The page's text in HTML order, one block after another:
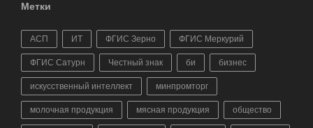
Метки
АСП ИТ ФГИС Зерно ФГИС Меркурий
ФГИС Сатурн Честный знак би бизнес
искусственный интеллект минпромторг
молочная продукция мясная продукция общество